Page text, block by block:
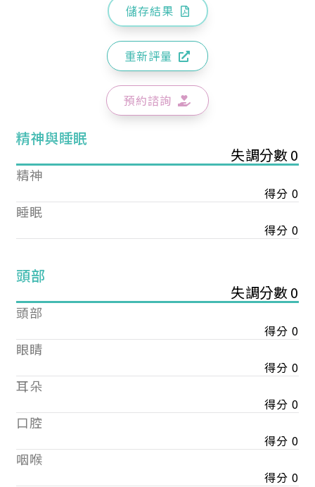
儲存結果
重新評量
預約諮詢
精神與睡眠
失調分數 0
精神
得分 0
睡眠
得分 0
頭部
失調分數 0
頭部
得分 0
眼睛
得分 0
耳朵
得分 0
口腔
得分 0
咽喉
得分 0